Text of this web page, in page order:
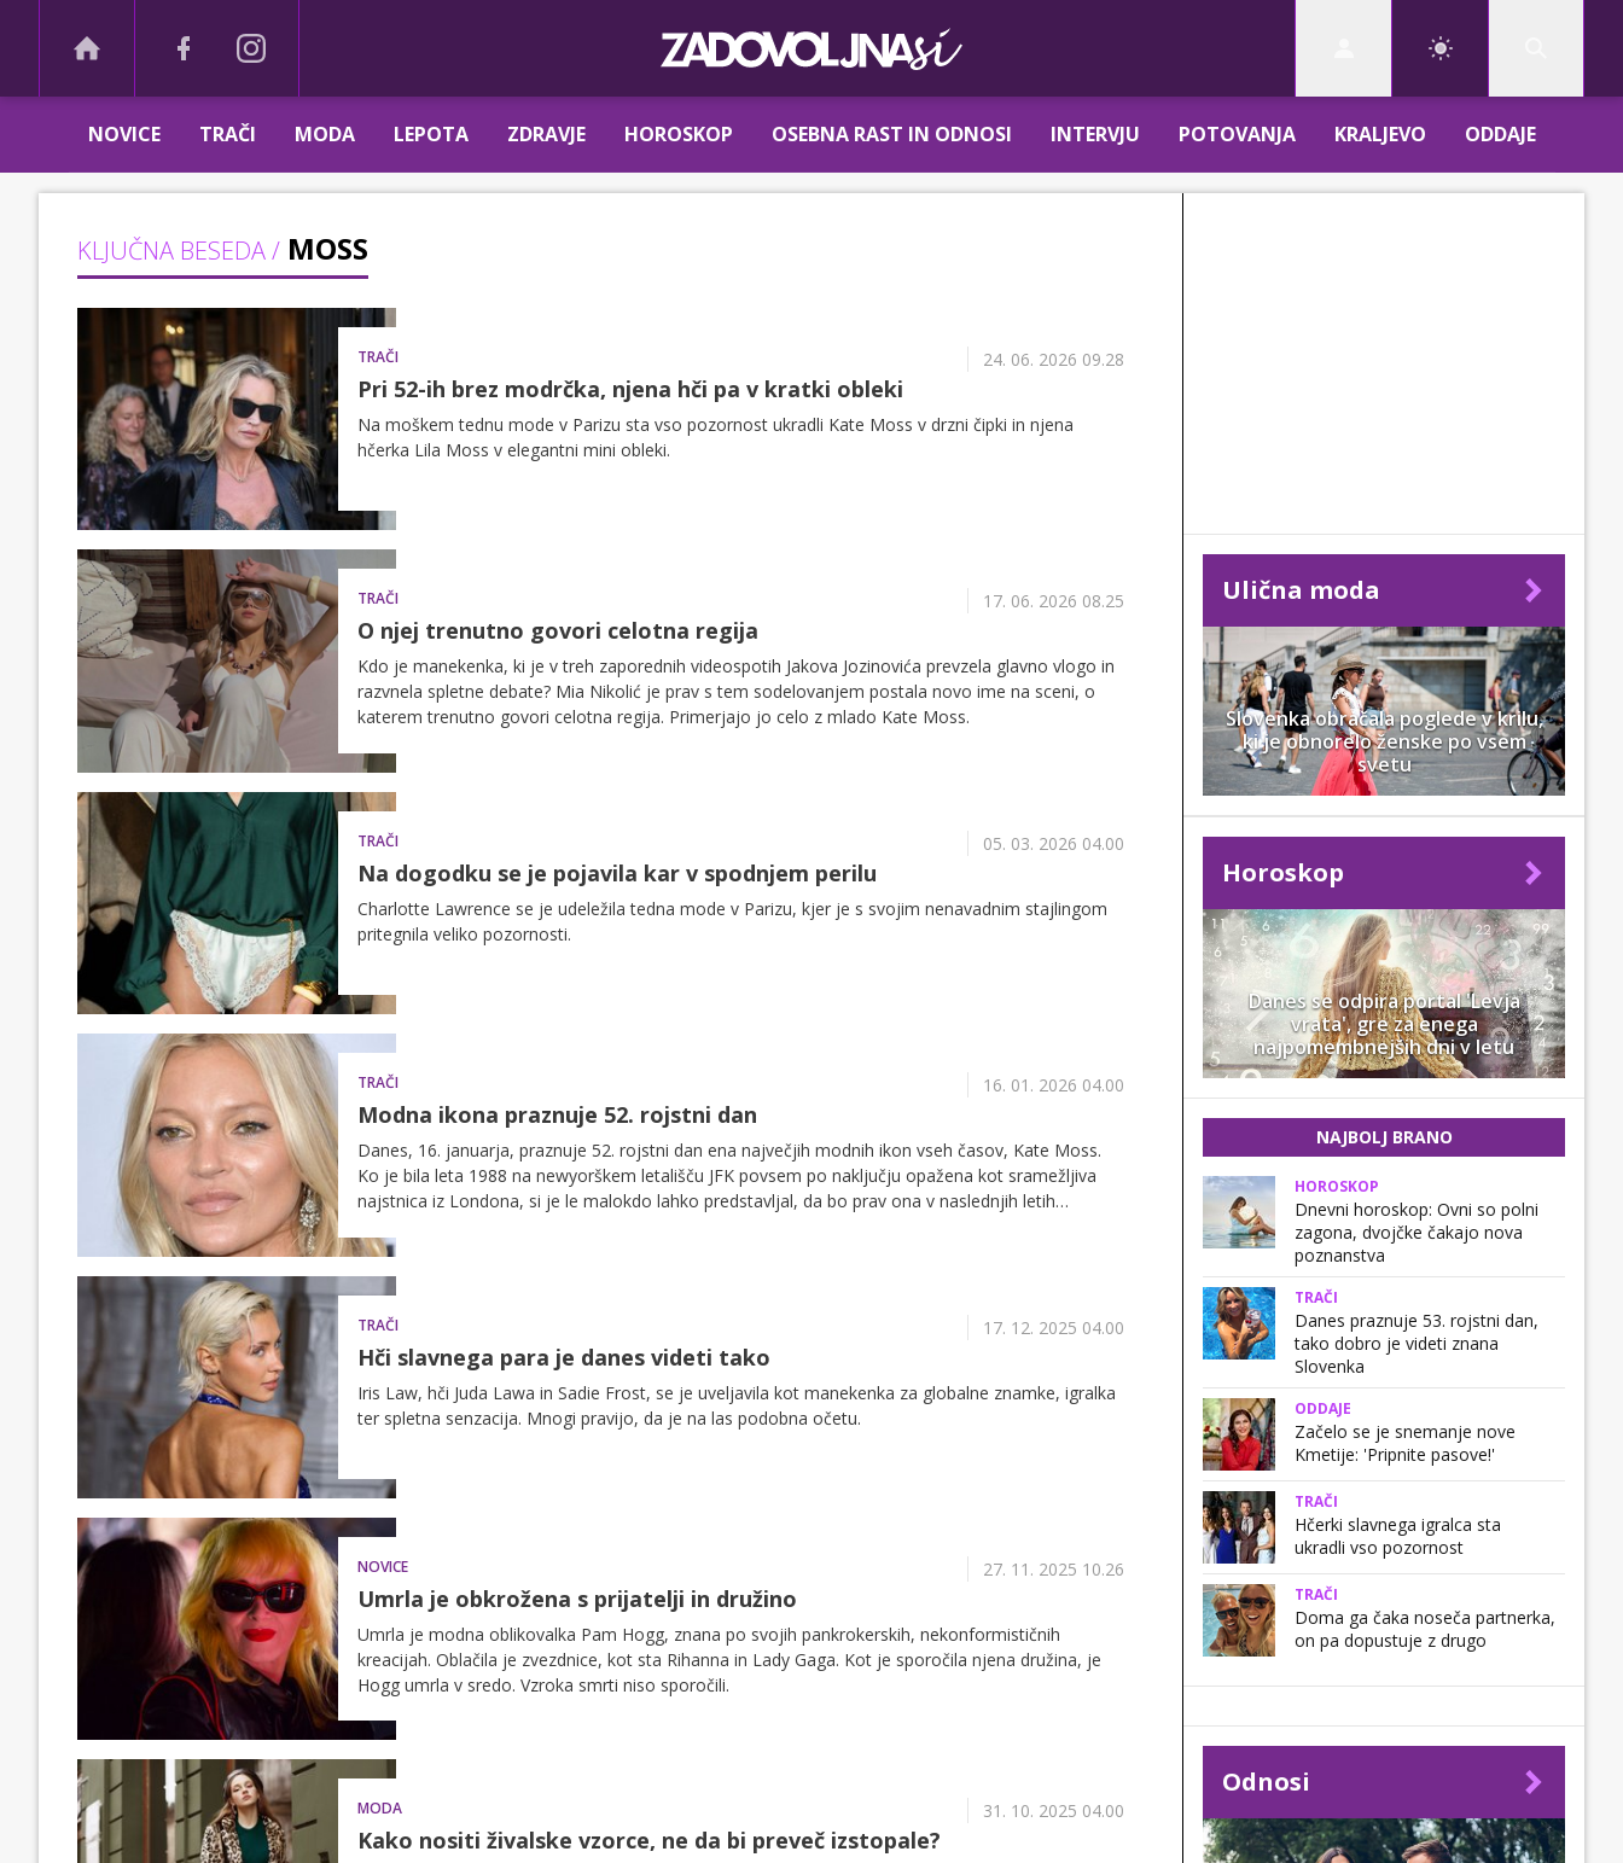
NOVICE TRAČI MODA LEPOTA ZDRAVJE HOROSKOP OSEBNA RAST IN ODNOSI INTERVJU POTOVANJA KRALJEVO ODDAJE
KLJUČNA BESEDA / MOSS
TRAČI 24. 06. 2026 09.28
Pri 52-ih brez modrčka, njena hči pa v kratki obleki
Na moškem tednu mode v Parizu sta vso pozornost ukradli Kate Moss v drzni čipki in njena
hčerka Lila Moss v elegantni mini obleki.
TRAČI 17. 06. 2026 08.25
O njej trenutno govori celotna regija
Kdo je manekenka, ki je v treh zaporednih videospotih Jakova Jozinovića prevzela glavno vlogo in
razvnela spletne debate? Mia Nikolić je prav s tem sodelovanjem postala novo ime na sceni, o
katerem trenutno govori celotna regija. Primerjajo jo celo z mlado Kate Moss.
TRAČI 05. 03. 2026 04.00
Na dogodku se je pojavila kar v spodnjem perilu
Charlotte Lawrence se je udeležila tedna mode v Parizu, kjer je s svojim nenavadnim stajlingom
pritegnila veliko pozornosti.
TRAČI 16. 01. 2026 04.00
Modna ikona praznuje 52. rojstni dan
Danes, 16. januarja, praznuje 52. rojstni dan ena največjih modnih ikon vseh časov, Kate Moss.
Ko je bila leta 1988 na newyorškem letališču JFK povsem po naključju opažena kot sramežljiva
najstnica iz Londona, si je le malokdo lahko predstavljal, da bo prav ona v naslednjih letih
TRAČI 17. 12. 2025 04.00
Hči slavnega para je danes videti tako
Iris Law, hči Juda Lawa in Sadie Frost, se je uveljavila kot manekenka za globalne znamke, igralka
ter spletna senzacija. Mnogi pravijo, da je na las podobna očetu.
NOVICE 27. 11. 2025 10.26
Umrla je obkrožena s prijatelji in družino
Umrla je modna oblikovalka Pam Hogg, znana po svojih pankrokerskih, nekonformističnih
kreacijah. Oblačila je zvezdnice, kot sta Rihanna in Lady Gaga. Kot je sporočila njena družina, je
Hogg umrla v sredo. Vzroka smrti niso sporočili.
MODA 31. 10. 2025 04.00
Kako nositi živalske vzorce, ne da bi preveč izstopale?
Ulična moda
Slovenka obračala poglede v krilu,
ki je obnorelo ženske po vsem
svetu
Horoskop
Danes se odpira portal 'Levja
vrata', gre za enega
najpomembnejših dni v letu
NAJBOLJ BRANO
HOROSKOP
Dnevni horoskop: Ovni so polni
zagona, dvojčke čakajo nova
poznanstva
TRAČI
Danes praznuje 53. rojstni dan,
tako dobro je videti znana
Slovenka
ODDAJE
Začelo se je snemanje nove
Kmetije: 'Pripnite pasove!'
TRAČI
Hčerki slavnega igralca sta
ukradli vso pozornost
TRAČI
Doma ga čaka noseča partnerka,
on pa dopustuje z drugo
Odnosi